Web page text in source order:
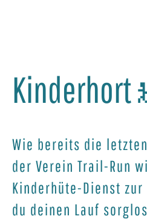
Wie bereits die
der Verein Trail-Run
Kinderhüte-Dienst
du deinen Lauf